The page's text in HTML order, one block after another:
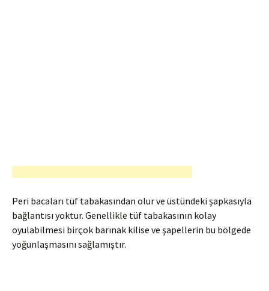
Peri bacaları tüf tabakasından olur ve üstündeki şapkasıyla
bağlantısı yoktur. Genellikle tüf tabakasının kolay
oyulabilmesi birçok barınak kilise ve şapellerin bu bölgede
yoğunlaşmasını sağlamıştır.